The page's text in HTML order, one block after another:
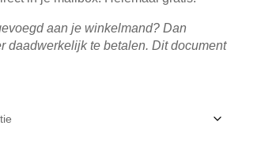
aan je winkelmand? Dan
daadwerkelijk te betalen. Dit document